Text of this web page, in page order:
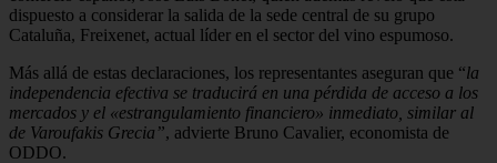
dispuesto a considerar la salida de la sede central de su grupo
Cataluña, Freixenet, actual líder en el sector del vino espumoso.
Más allá de estas declaraciones, los representantes aseguran que “la
independencia efectiva se traducirá en una pérdida de acceso a los
mercados y el «estrangulamiento financiero» inmediato, similar al
de Varoufakis Grecia”, advierte Bruno Cavalier, economista de
ODDO.